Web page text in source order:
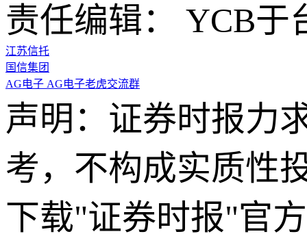
责任编辑： YCB于
江苏信托
国信集团
AG电子 AG电子老虎交流群
声明：证券时报力
考，不构成实质性
下载"证券时报"官